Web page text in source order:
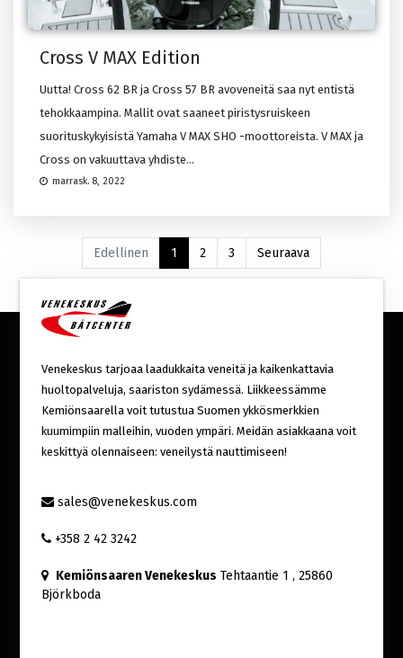
Cross V MAX Edition
Uutta! Cross 62 BR ja Cross 57 BR avoveneitä saa nyt entistä
tehokkaampina. Mallit ovat saaneet piristysruiskeen
suorituskykyisistä Yamaha V MAX SHO -moottoreista. V MAX ja
Cross on vakuuttava yhdiste...
marrask. 8, 2022
Edellinen 1 2 3 Seuraava
Venekeskus tarjoaa laadukkaita veneitä ja kaikenkattavia
huoltopalveluja, saariston sydämessä. Liikkeessämme
Kemiönsaarella voit tutustua Suomen ykkösmerkkien
kuumimpiin malleihin, vuoden ympäri. Meidän asiakkaana voit
keskittyä olennaiseen: veneilystä nauttimiseen!
sales@venekeskus.com
+358 2 42 3242
Kemiönsaaren Venekeskus Tehtaantie 1 , 25860
Björkboda